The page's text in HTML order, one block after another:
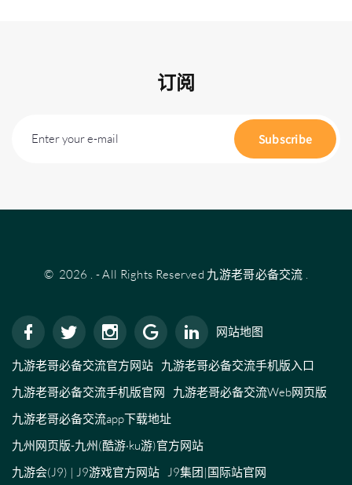
订阅
Enter your e-mail Subscribe
© 2026 . - All Rights Reserved 九游老哥必备交流 .
网站地图
九游老哥必备交流官方网站 九游老哥必备交流手机版入口
九游老哥必备交流手机版官网
九游老哥必备交流Web网页版
九游老哥必备交流app下载地址
九州网页版-九州(酷游·ku游)官方网站
九游会(J9) | J9游戏官方网站 J9集团|国际站官网